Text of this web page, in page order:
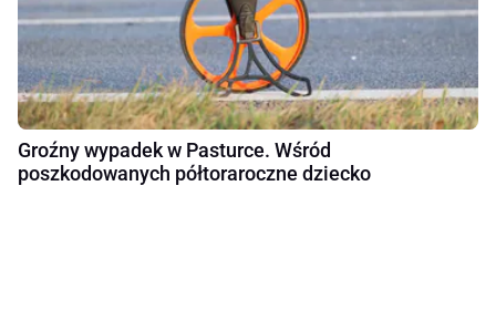
Groźny wypadek w Pasturce. Wśród
poszkodowanych półtoraroczne dziecko